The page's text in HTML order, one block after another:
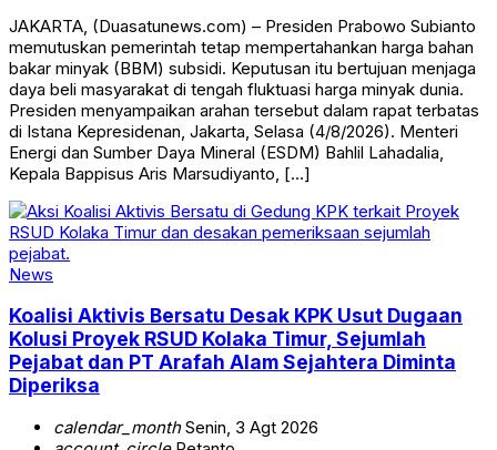
JAKARTA, (Duasatunews.com) – Presiden Prabowo Subianto
memutuskan pemerintah tetap mempertahankan harga bahan
bakar minyak (BBM) subsidi. Keputusan itu bertujuan menjaga
daya beli masyarakat di tengah fluktuasi harga minyak dunia.
Presiden menyampaikan arahan tersebut dalam rapat terbatas
di Istana Kepresidenan, Jakarta, Selasa (4/8/2026). Menteri
Energi dan Sumber Daya Mineral (ESDM) Bahlil Lahadalia,
Kepala Bappisus Aris Marsudiyanto, […]
News
Koalisi Aktivis Bersatu Desak KPK Usut Dugaan
Kolusi Proyek RSUD Kolaka Timur, Sejumlah
Pejabat dan PT Arafah Alam Sejahtera Diminta
Diperiksa
calendar_monthSenin, 3 Agt 2026